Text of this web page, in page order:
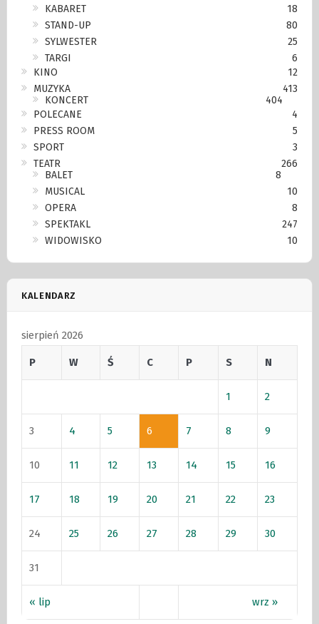
KABARET
18
STAND-UP
80
SYLWESTER
25
TARGI
6
KINO
12
MUZYKA
413
KONCERT
404
POLECANE
4
PRESS ROOM
5
SPORT
3
TEATR
266
BALET
8
MUSICAL
10
OPERA
8
SPEKTAKL
247
WIDOWISKO
10
KALENDARZ
sierpień 2026
P W Ś C P S N
« lip wrz »
1 2
3 4 5 6 7 8 9
10 11 12 13 14 15 16
17 18 19 20 21 22 23
24 25 26 27 28 29 30
31